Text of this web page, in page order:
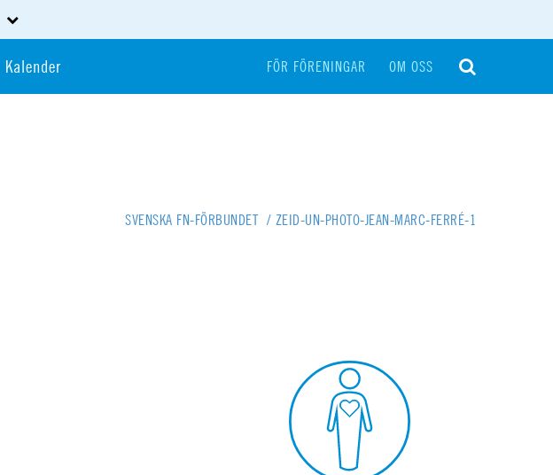
Kalender FÖR FÖRENINGAR OM OSS
SVENSKA FN-FÖRBUNDET / ZEID-UN-PHOTO-JEAN-MARC-FERRÉ-1